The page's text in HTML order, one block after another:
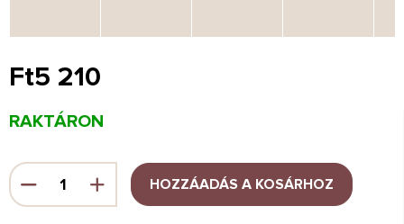
Ft5 210
Egységár:
RAKTÁRON
HOZZÁADÁS A KOSÁRHOZ